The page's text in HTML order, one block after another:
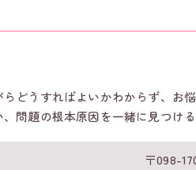
どうすればよいかわからず、お
問題の根本原因を一緒に見つける
〒098-